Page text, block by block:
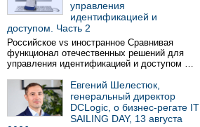
управления
идентификацией и
доступом. Часть 2
Российское vs иностранное Сравнивая
функционал отечественных решений для
управления идентификацией и доступом …
Евгений Шелестюк,
генеральный директор
DCLogic, о бизнес-регате IT
SAILING DAY, 13 августа